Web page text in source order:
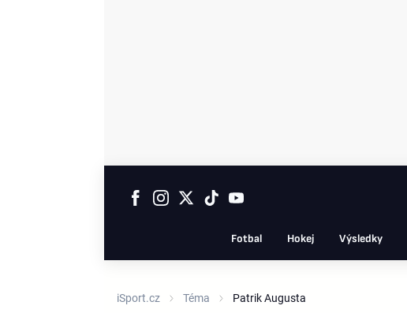
Fotbal Hokej Výsledky
iSport.cz Téma Patrik Augusta